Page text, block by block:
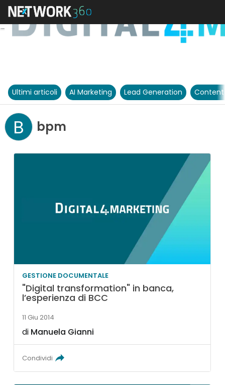
Ultimi articoli AI Marketing Lead Generation
B bpm
GESTIONE DOCUMENTALE
"Digital transformation" in banca,
l’esperienza di BCC
11 Giu 2014
di Manuela Gianni
Condividi